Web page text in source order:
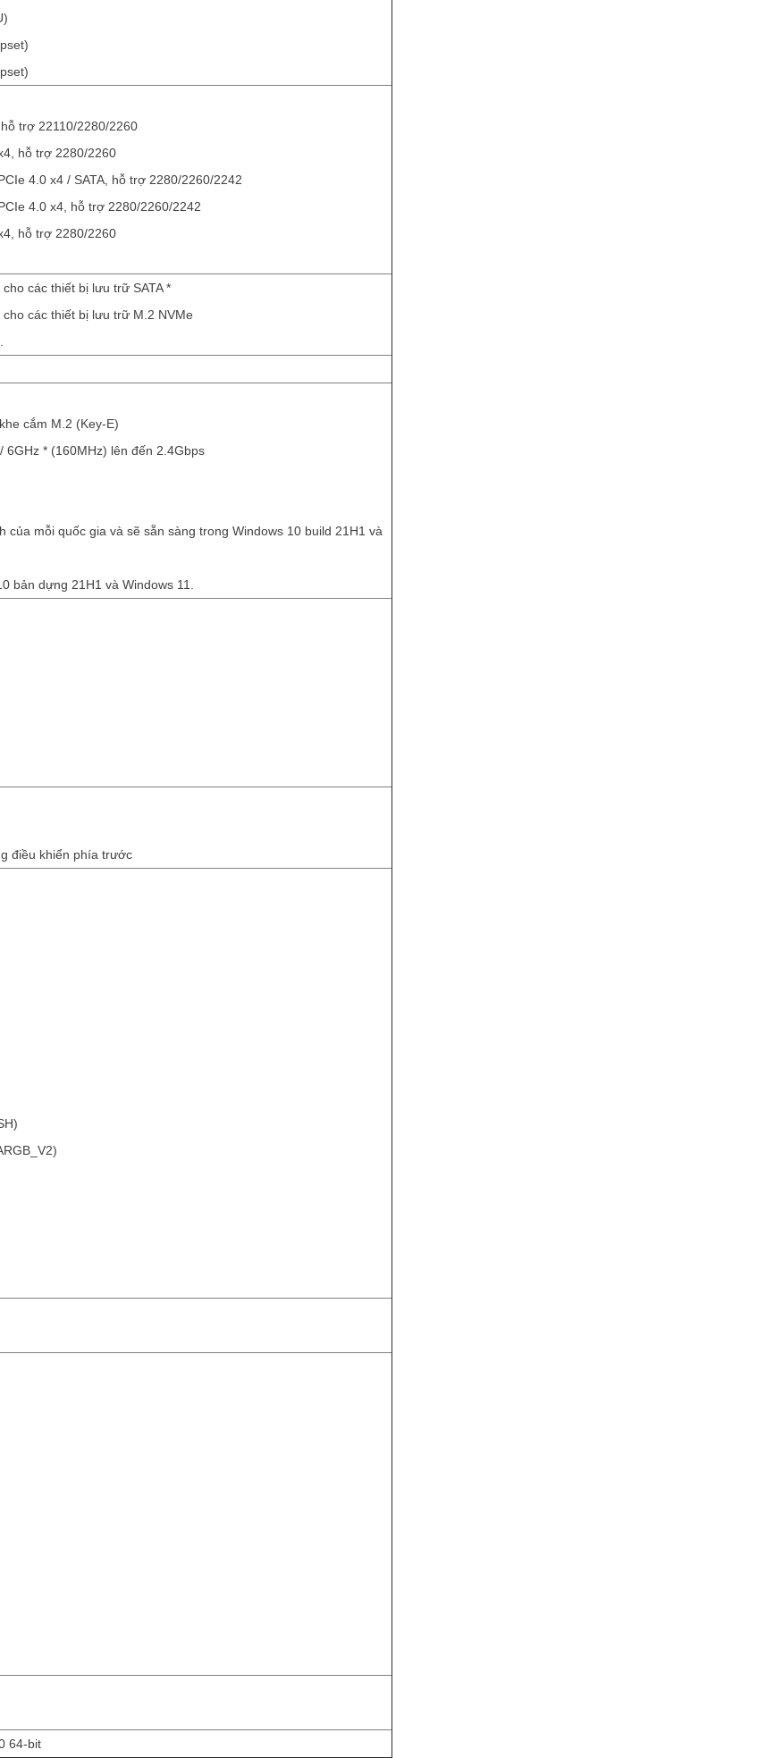
trợ 22110/2280/2260
hỗ trợ 2280/2260
4.0 x4 / SATA, hỗ trợ 2280/2260/2242
4.0 x4, hỗ trợ 2280/2260/2242
hỗ trợ 2280/2260
các thiết bị lưu trữ SATA *
các thiết bị lưu trữ M.2 NVMe
cắm M.2 (Key-E)
6GHz * (160MHz) lên đến 2.4Gbps
của mỗi quốc gia và sẽ sẵn sàng trong Windows 10 build 21H1 và
bản dựng 21H1 và Windows 11.
điều khiển phía trước
64-bit